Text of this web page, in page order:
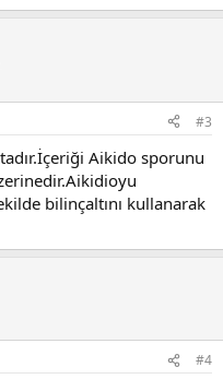
#3
Aikido sporunu
bilinçaltını kullanarak
#4